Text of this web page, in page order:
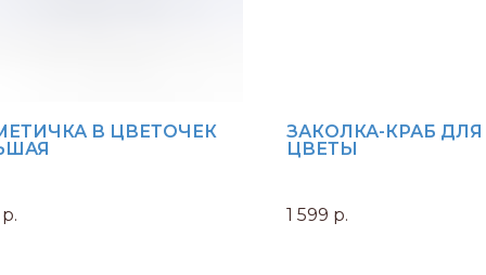
В ЦВЕТОЧЕК
р.
ЗАКОЛКА-КРАБ
ЦВЕТЫ
1 599 р.